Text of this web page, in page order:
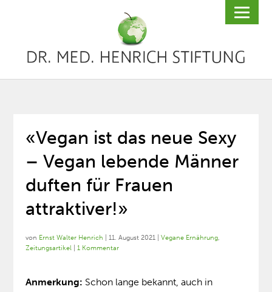
«Vegan ist das neue Sexy
– Vegan lebende Männer
duften für Frauen
attraktiver!»
von Ernst Walter Henrich |11. August 2021 |Vegane Ernährung,
Zeitungsartikel |1 Kommentar
Anmerkung: Schon lange bekannt, auch in